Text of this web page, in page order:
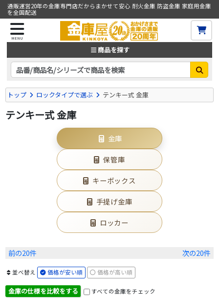
通販運営20年の金庫専門店だからまかせて安心 耐火金庫 防盗金庫 家庭用金庫
を全国配送
MENU
商品を探す
トップ ロックタイプで選ぶ テンキー式 金庫
テンキー式 金庫
金庫
保管庫
キーボックス
手提げ金庫
ロッカー
前の20件 次の20件
金庫の仕様を比較をする すべての金庫をチェック
並べ替え 価格が安い順 価格が高い順